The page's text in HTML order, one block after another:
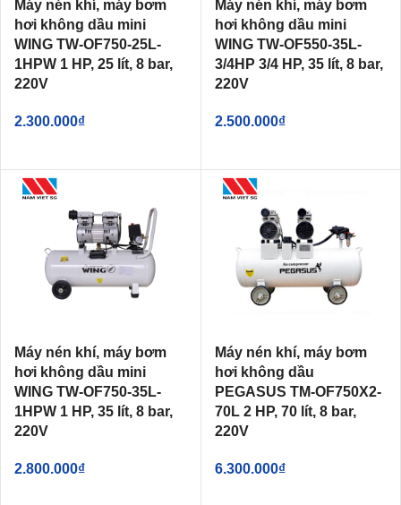
Máy nén khí, máy bơm
hơi không dầu mini
WING TW-OF750-25L-
1HPW 1 HP, 25 lít, 8 bar,
220V
2.300.000₫
Máy nén khí, máy bơm
hơi không dầu mini
WING TW-OF550-35L-
3/4HP 3/4 HP, 35 lít, 8 bar,
220V
2.500.000₫
Máy nén khí, máy bơm
hơi không dầu mini
WING TW-OF750-35L-
1HPW 1 HP, 35 lít, 8 bar,
220V
2.800.000₫
Máy nén khí, máy bơm
hơi không dầu
PEGASUS TM-OF750X2-
70L 2 HP, 70 lít, 8 bar,
220V
6.300.000₫